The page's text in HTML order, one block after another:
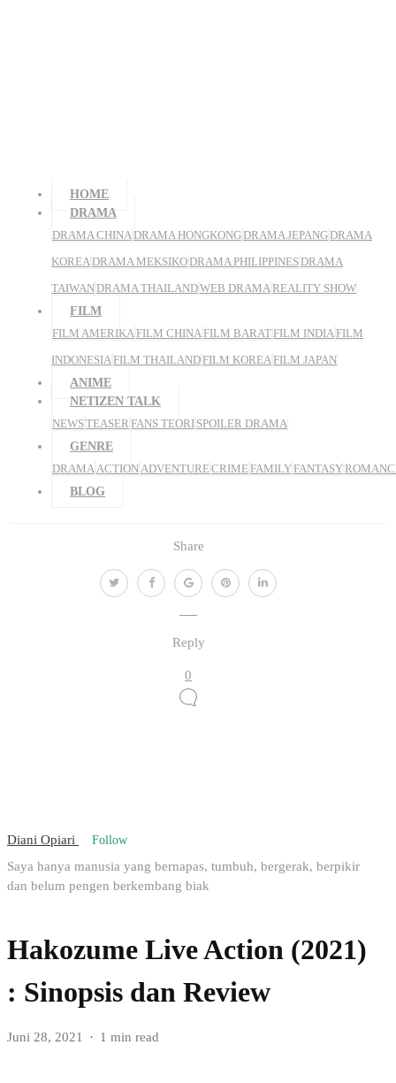
HOME
DRAMA
DRAMA CHINADRAMA HONGKONGDRAMA JEPANGDRAMA
KOREADRAMA MEKSIKODRAMA PHILIPPINESDRAMA
TAIWANDRAMA THAILANDWEB DRAMAREALITY SHOW
FILM
FILM AMERIKAFILM CHINAFILM BARATFILM INDIAFILM
INDONESIAFILM THAILANDFILM KOREAFILM JAPAN
ANIME
NETIZEN TALK
NEWSTEASERFANS TEORI SPOILER DRAMA
GENRE
DRAMAACTIONADVENTURECRIMEFAMILYFANTASY
BLOG
Share
Reply
0
Diani Opiari Follow
Saya hanya manusia yang bernapas, tumbuh, bergerak, berpikir
dan belum pengen berkembang biak
Hakozume Live Action (2021)
: Sinopsis dan Review
Juni 28, 2021 1 min read